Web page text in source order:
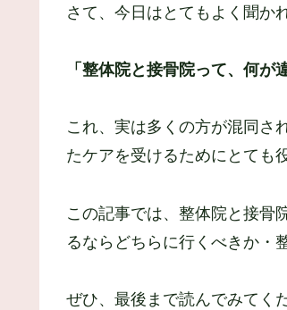
さて、今日はとてもよく聞か
「整体院と接骨院って、何が
これ、実は多くの方が混同さ
たケアを受けるためにとても
この記事では、整体院と接骨
るならどちらに行くべきか・
ぜひ、最後まで読んでみてく